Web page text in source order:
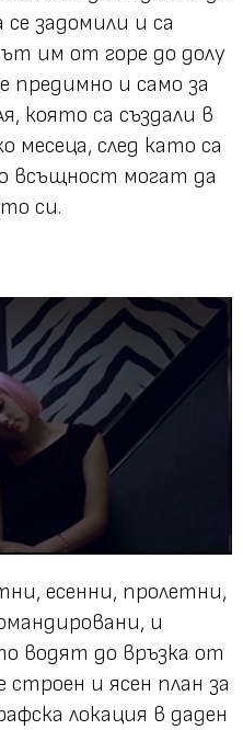
задомили и са
им от горе до долу
предимно и само за
която са създали в
месеца, след като са
всъщност могат да
си.
есенни, пролетни,
и
водят до връзка от
и ясен план за
локация в даден